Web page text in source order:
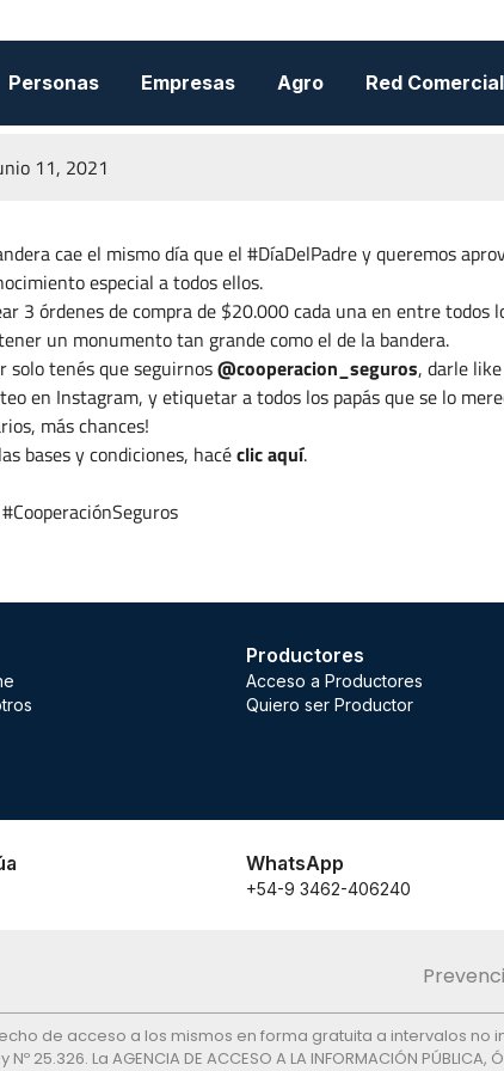
Personas Empresas Agro Red Comercial
Día del Padre
11, 2021
cae el mismo día que el #DíaDelPadre y queremos
especial a todos ellos.
3 órdenes de compra de $20.000 cada una en entre todos
un monumento tan grande como el de la bandera.
solo tenés que seguirnos@cooperacion_seguros, darle
en Instagram, y etiquetar a todos los papás que se lo
más chances!
bases y condiciones, hacéclic aquí.
Productores
Acceso a Productores
Quiero ser Productor
WhatsApp
+54-9 3462-406240
de acceso a los mismos en forma gratuita a intervalos
La AGENCIA DE ACCESO A LA INFORMACIÓN